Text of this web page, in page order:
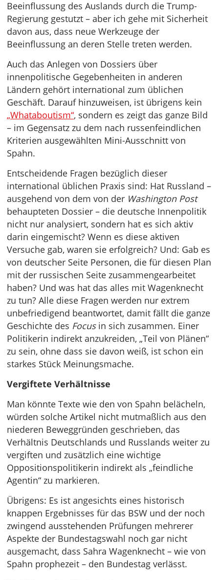
Beeinflussung des Auslands durch die Trump-
Regierung gestutzt – aber ich gehe mit Sicherheit
davon aus, dass neue Werkzeuge der
Beeinflussung an deren Stelle treten werden.
Auch das Anlegen von Dossiers über
innenpolitische Gegebenheiten in anderen
Ländern gehört international zum üblichen
Geschäft. Darauf hinzuweisen, ist übrigens kein
„Whataboutism“, sondern es zeigt das ganze Bild
– im Gegensatz zu dem nach russenfeindlichen
Kriterien ausgewählten Mini-Ausschnitt von
Spahn.
Entscheidende Fragen bezüglich dieser
international üblichen Praxis sind: Hat Russland –
ausgehend von dem von der Washington Post
behaupteten Dossier – die deutsche Innenpolitik
nicht nur analysiert, sondern hat es sich aktiv
darin eingemischt? Wenn es diese aktiven
Versuche gab, waren sie erfolgreich? Und: Gab es
von deutscher Seite Personen, die für diesen Plan
mit der russischen Seite zusammengearbeitet
haben? Und was hat das alles mit Wagenknecht
zu tun? Alle diese Fragen werden nur extrem
unbefriedigend beantwortet, damit fällt die ganze
Geschichte des Focusin sich zusammen. Einer
Politikerin indirekt anzukreiden, „Teil von Plänen“
zu sein, ohne dass sie davon weiß, ist schon ein
starkes Stück Meinungsmache.
Vergiftete Verhältnisse
Man könnte Texte wie den von Spahn belächeln,
würden solche Artikel nicht mutmaßlich aus den
niederen Beweggründen geschrieben, das
Verhältnis Deutschlands und Russlands weiter zu
vergiften und zusätzlich eine wichtige
Oppositionspolitikerin indirekt als „feindliche
Agentin“ zu markieren.
Übrigens: Es ist angesichts eines historisch
knappen Ergebnisses für das BSW und der noch
zwingend ausstehenden Prüfungen mehrerer
Aspekte der Bundestagswahl noch gar nicht
ausgemacht, dass Sahra Wagenknecht – wie von
Spahn prophezeit – den Bundestag verlässt.